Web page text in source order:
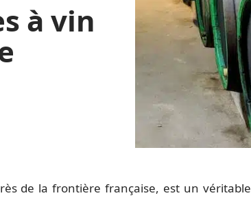
à vin
de la frontière française, est un véritable